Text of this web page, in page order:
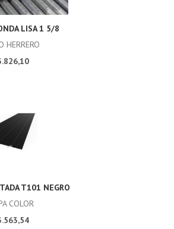
LISA 1 5/8
HERRERO
T101 NEGRO
COLOR